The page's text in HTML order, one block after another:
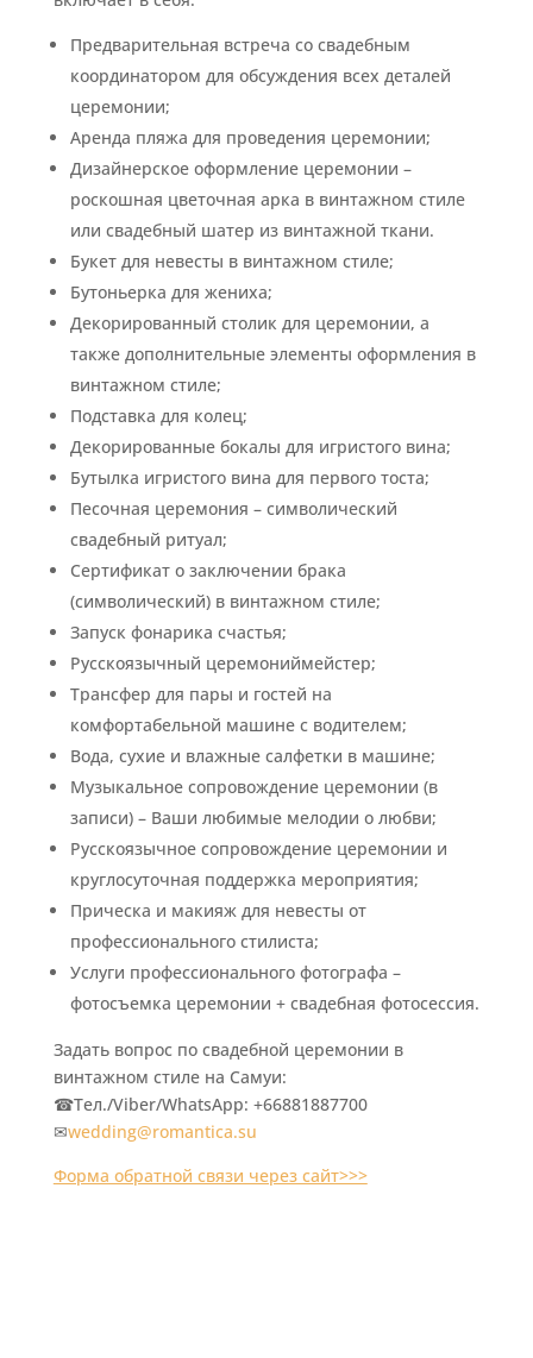
Предварительная встреча со свадебным
координатором для обсуждения всех деталей
церемонии;
Аренда пляжа для проведения церемонии;
Дизайнерское оформление церемонии –
роскошная цветочная арка в винтажном стиле
или свадебный шатер из винтажной ткани.
Букет для невесты в винтажном стиле;
Бутоньерка для жениха;
Декорированный столик для церемонии, а
также дополнительные элементы оформления в
винтажном стиле;
Подставка для колец;
Декорированные бокалы для игристого вина;
Бутылка игристого вина для первого тоста;
Песочная церемония – символический
свадебный ритуал;
Сертификат о заключении брака
(символический) в винтажном стиле;
Запуск фонарика счастья;
Русскоязычный церемониймейстер;
Трансфер для пары и гостей на
комфортабельной машине с водителем;
Вода, сухие и влажные салфетки в машине;
Музыкальное сопровождение церемонии (в
записи) – Ваши любимые мелодии о любви;
Русскоязычное сопровождение церемонии и
круглосуточная поддержка мероприятия;
Прическа и макияж для невесты от
профессионального стилиста;
Услуги профессионального фотографа –
фотосъемка церемонии + свадебная фотосессия.
Задать вопрос по свадебной церемонии в
винтажном стиле на Самуи:
☎Тел./Viber/WhatsApp: +66881887700
✉wedding@romantica.su
Форма обратной связи через сайт>>>